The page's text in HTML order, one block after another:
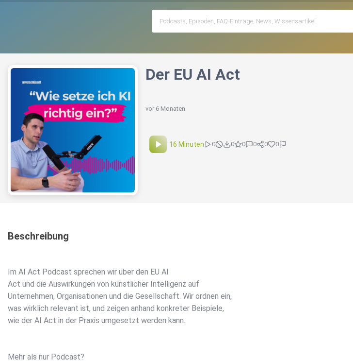
Der EU AI Act
vor 6 Monaten
16 Minuten 0 0 0 0 0 0
Beschreibung
Im AI Act Podcast sprechen wir über den EU AI
Act und die Auswirkungen von künstlicher Intelligenz auf
Unternehmen, Organisationen und die Gesellschaft. Wir ordnen ein,
was wirklich relevant ist, und zeigen anhand konkreter Beispiele,
wie der AI Act in der Praxis umgesetzt werden kann.
Mehr als nur Podcast?